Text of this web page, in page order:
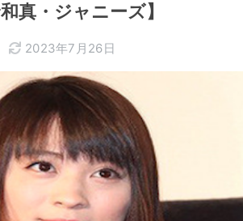
真・ジャニーズ】
2023年7月26日